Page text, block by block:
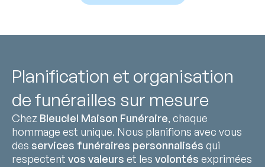
Planification et organisation
de funérailles sur mesure
Chez Bleuciel Maison Funéraire, chaque
hommage est unique. Nous planifions avec vous
des services funéraires personnalisés qui
respectent vos valeurs et les volontés exprimées